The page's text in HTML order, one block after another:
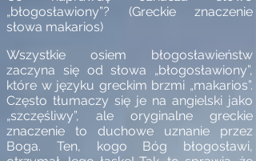
„błogosławiony”? (Greckie znaczenie
słowa makarios)
Wszystkie osiem błogosławieństw
zaczyna się od słowa „błogosławiony”,
które w języku greckim brzmi „makarios”.
Często tłumaczy się je na angielski jako
„szczęśliwy”, ale oryginalne greckie
znaczenie to duchowe uznanie przez
Boga. Ten, kogo Bóg błogosławi,